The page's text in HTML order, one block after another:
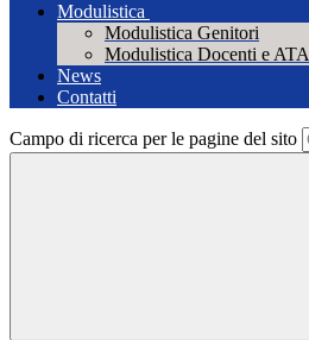
Modulistica
Modulistica Genitori
Modulistica Docenti e ATA
News
Contatti
Campo di ricerca per le pagine del sito